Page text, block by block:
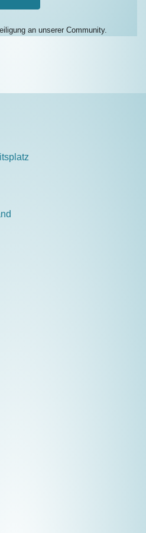
an unserer Community.